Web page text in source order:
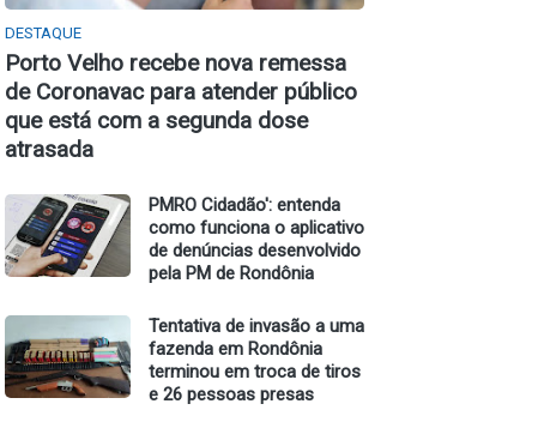
DESTAQUE
Porto Velho recebe nova remessa
de Coronavac para atender público
que está com a segunda dose
atrasada
PMRO Cidadão': entenda
como funciona o aplicativo
de denúncias desenvolvido
pela PM de Rondônia
Tentativa de invasão a uma
fazenda em Rondônia
terminou em troca de tiros
e 26 pessoas presas